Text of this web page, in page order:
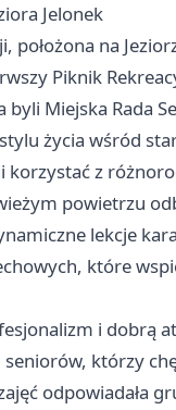
Jelonek
na
Piknik
Miejska Rada
życia wśród
korzystać z
powietrzu
lekcje
które
i dobrą
którzy
odpowiadała